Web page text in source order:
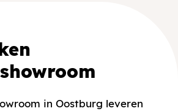
in Oostburg leveren